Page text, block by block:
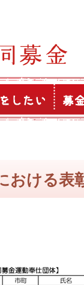
ける表